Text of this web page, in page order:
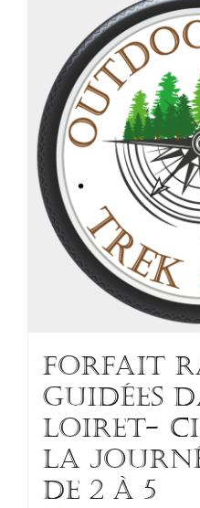
FORFAIT
GUIDÉES
LOIRET-
la
de 2 à 5